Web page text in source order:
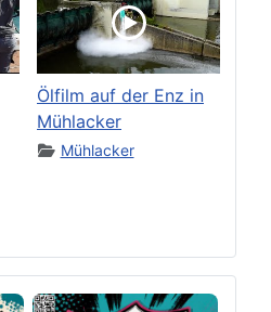
Ölfilm auf der Enz in
Mühlacker
Mühlacker